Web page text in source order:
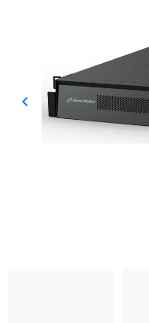
Poprzedni
keyboard_arrow_left